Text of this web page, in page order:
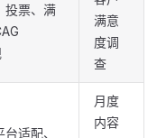
投票、满
满意
度调
查
适配、
月度
内容